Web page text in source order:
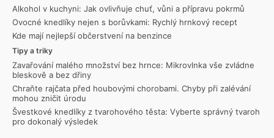
Alkohol v kuchyni: Jak ovlivňuje chuť, vůni a přípravu pokrmů
Ovocné knedlíky nejen s borůvkami: Rychlý hrnkový recept
Kde mají nejlepší občerstvení na benzince
Tipy a triky
Zavařování malého množství bez hrnce: Mikrovlnka vše zvládne
bleskově a bez dřiny
Chraňte rajčata před houbovými chorobami. Chyby při zalévání
mohou zničit úrodu
Švestkové knedlíky z tvarohového těsta: Vyberte správný tvaroh
pro dokonalý výsledek